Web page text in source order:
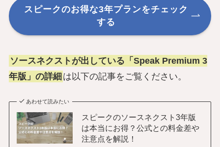
スピークのお得な3年プランをチェック
する
ソースネクストが出している「Speak Premium 3
年版」の詳細は以下の記事をご覧ください。
あわせて読みたい
スピークのソースネクスト3年版
は本当にお得？公式との料金差や
注意点を解説！